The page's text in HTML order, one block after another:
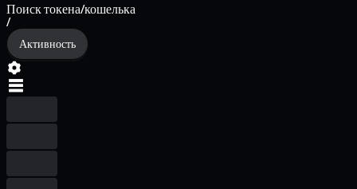
Поиск токена/кошелька
/
Активность